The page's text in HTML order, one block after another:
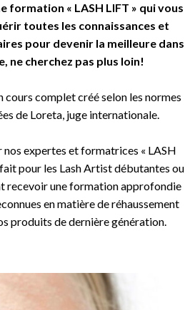
formation « LASH LIFT » qui vous
toutes les connaissances et
pour devenir la meilleure dans
ne cherchez pas plus loin!
cours complet créé selon les normes
de Loreta, juge internationale.
nos expertes et formatrices « LASH
pour les Lash Artist débutantes ou
recevoir une formation approfondie
en matière de réhaussement
produits de dernière génération.